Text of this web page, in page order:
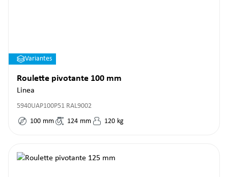
Variantes
Roulette pivotante 100 mm
Linea
5940UAP100P51 RAL9002
100 mm 124 mm 120 kg